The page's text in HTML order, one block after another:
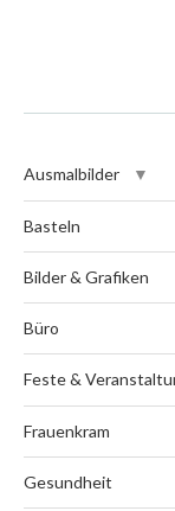
Ausmalbilder
Basteln
Bilder & Grafiken
Büro
Feste &
Frauenkram
Gesundheit